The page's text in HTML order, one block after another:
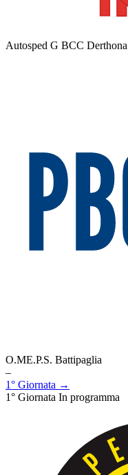
Autosped G BCC Derthona
O.ME.P.S. Battipaglia
–
1° Giornata →
1° Giornata In programma